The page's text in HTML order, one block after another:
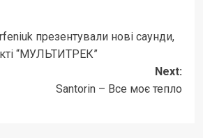
презентували нові саунди,
“МУЛЬТИТРЕК”
Next:
Santorin – Все моє тепло